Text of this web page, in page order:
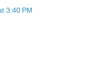
3:40 PM